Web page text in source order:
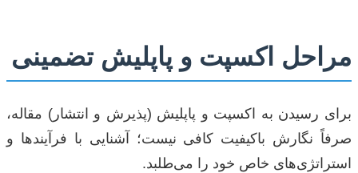
مراحل اکسپت و پاپلیش تضمینی
برای رسیدن به اکسپت و پاپلیش (پذیرش و انتشار) مقاله،
صرفاً نگارش باکیفیت کافی نیست؛ آشنایی با فرآیندها و
استراتژی‌های خاص خود را می‌طلبد.